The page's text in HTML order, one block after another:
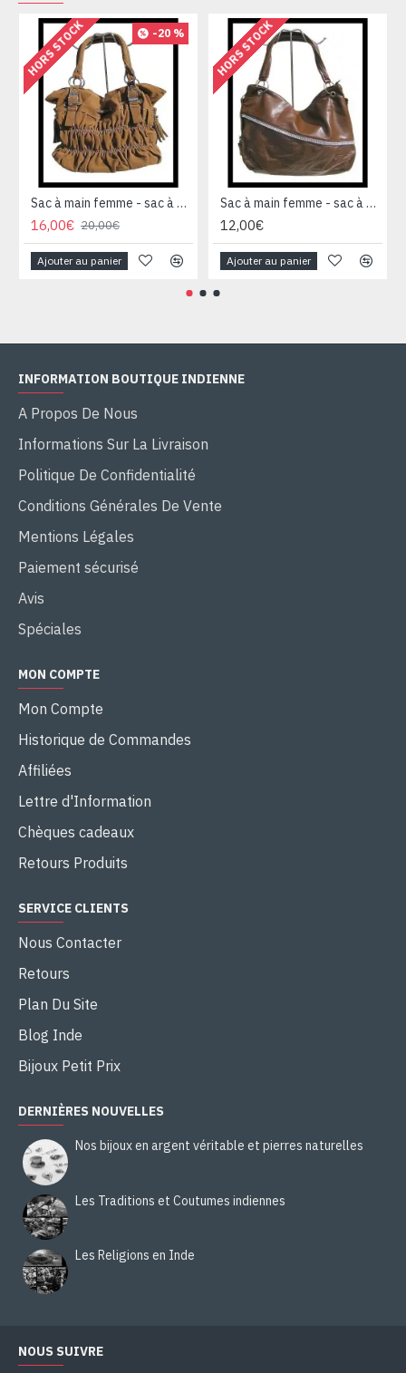
-20 %
HORS STOCK
Sac à main femme - sac à main Caramel
16,00€ 20,00€
Ajouter au panier
HORS STOCK
Sac à main femme - sac à main Marron
12,00€
Ajouter au panier
INFORMATION BOUTIQUE INDIENNE
A Propos De Nous
Informations Sur La Livraison
Politique De Confidentialité
Conditions Générales De Vente
Mentions Légales
Paiement sécurisé
Avis
Spéciales
MON COMPTE
Mon Compte
Historique de Commandes
Affiliées
Lettre d'Information
Chèques cadeaux
Retours Produits
SERVICE CLIENTS
Nous Contacter
Retours
Plan Du Site
Blog Inde
Bijoux Petit Prix
DERNIÈRES NOUVELLES
Nos bijoux en argent véritable et pierres naturelles
Les Traditions et Coutumes indiennes
Les Religions en Inde
NOUS SUIVRE